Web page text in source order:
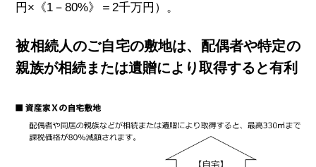
円×《1－80%》＝2千万円）。
被相続人のご自宅の敷地は、配偶者や特定の
親族が相続または遺贈により取得すると有利